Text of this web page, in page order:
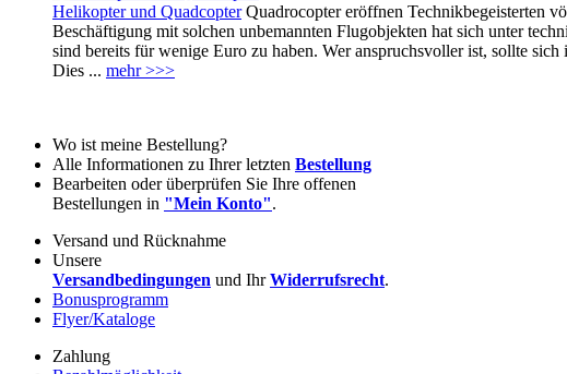
Helikopter und QuadcopterQuadrocopter eröffnen Technikbegeisterten
Beschäftigung mit solchen unbemannten Flugobjekten hat sich unter
sind bereits für wenige Euro zu haben. Wer anspruchsvoller ist, sollte
Dies ... mehr >>>
Wo ist meine Bestellung?
Alle Informationen zu Ihrer letzten Bestellung
Bearbeiten oder überprüfen Sie Ihre offenen
Bestellungen in "Mein Konto".
Versand und Rücknahme
Unsere
Versandbedingungen und IhrWiderrufsrecht.
Bonusprogramm
Flyer/Kataloge
Zahlung